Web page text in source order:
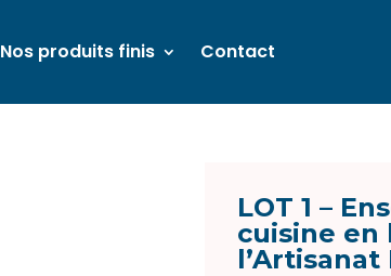
Nos produits finis Contact
LOT 1 –
cuisine en
l’Artisanat